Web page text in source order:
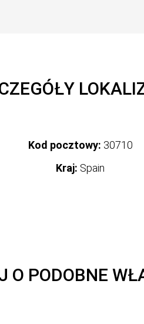
Kod pocztowy: 30710
Kraj: Spain
O PODOBNE